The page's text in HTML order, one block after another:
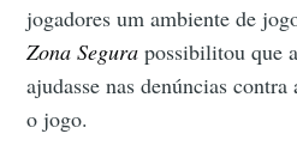
jogadores um ambiente de
Zona Segura possibilitou que
ajudasse nas denúncias
o jogo.